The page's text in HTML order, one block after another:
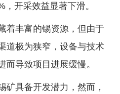
开采效益显著下滑。
着丰富的锡资源，但由于
道极为狭窄，设备与技术
而导致项目进展缓慢。
矿具备开发潜力，然而，